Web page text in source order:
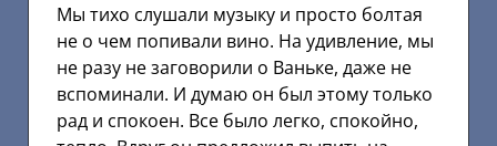
Мы тихо слушали музыку и просто болтая
не о чем попивали вино. На удивление, мы
не разу не заговорили о Ваньке, даже не
вспоминали. И думаю он был этому только
рад и спокоен. Все было легко, спокойно,